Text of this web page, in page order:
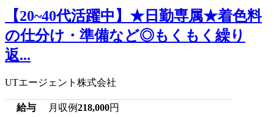
【20~40代活躍中】★日勤専属★着色料
の仕分け・準備など◎もくもく繰り
返...
UTエージェント株式会社
給与 月収例218,000円